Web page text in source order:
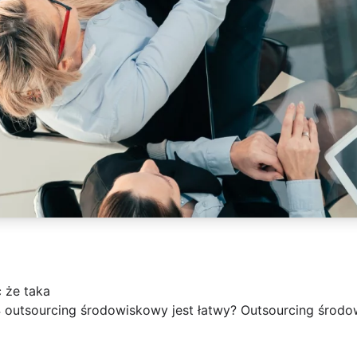
że taka
środowiskowy jest łatwy? Outsourcing